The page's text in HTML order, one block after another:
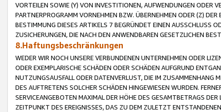
VORTEILEN SOWIE (Y) VON INVESTITIONEN, AUFWENDUNGEN ODER
PARTNERPROGRAMM VORNEHMEN BZW. ÜBERNEHMEN ODER (Z)
BESTIMMUNG DIESES ARTIKELS 7 BEGRÜNDET EINEN AUSSCHLUSS
ZUSICHERUNGEN, DIE NACH DEN ANWENDBAREN GESETZLICHEN
8.Haftungsbeschränkungen
WEDER WIR NOCH UNSERE VERBUNDENEN UNTERNEHMEN ODER
ODER EXEMPLARISCHE SCHÄDEN ODER SCHÄDEN AUFGRUND
NUTZUNGSAUSFALL ODER DATENVERLUST, DIE IM ZUSAMMENHANG
DES AUFTRETENS SOLCHER SCHÄDEN HINGEWIESEN WURDEN.
SERVICEANGEBOTEN MAXIMAL DER HÖHE DES GESAMTBETRAGS
ZEITPUNKT DES EREIGNISSES, DAS ZU DEM ZULETZT